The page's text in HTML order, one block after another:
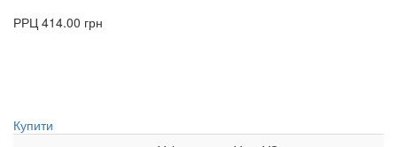
РРЦ 414.00 грн
Купити